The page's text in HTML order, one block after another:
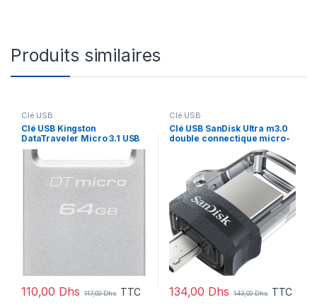
Produits similaires
Clé USB
Clé USB Kingston
DataTraveler Micro 3.1 USB
Type-A 3.2 Gen1 – 64 Go
(DTMC3G2/64GB)
110,00 Dhs 117,00Dhs TTC
Clé USB
Clé USB SanDisk Ultra m3.0
double connectique micro-
USB et USB 3.0 – 32 Go
(SDDD3-032G-G46)
134,00 Dhs 143,00Dhs TTC